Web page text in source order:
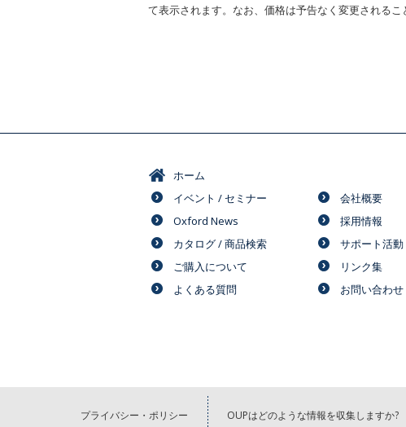
て表示されます。なお、価格は予告なく変更される
ホーム
イベント / セミナー
Oxford News
カタログ / 商品検索
ご購入について
よくある質問
会社概要
採用情報
サポート活動
リンク集
お問い合わせ
プライバシー・ポリシー OUPはどのような情報を収集しますか?